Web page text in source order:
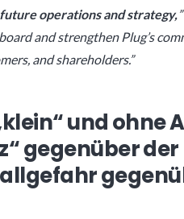
operations and strategy,”
and strengthen Plug’s
and shareholders.”
und ohne
gegenüber der